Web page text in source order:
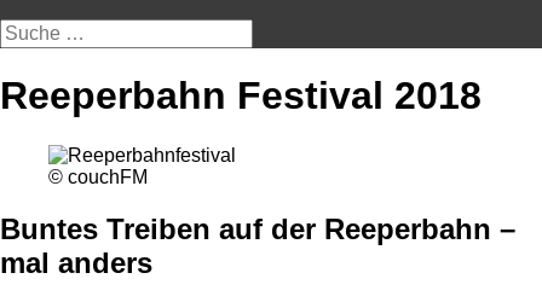
Suche
nach:
Reeperbahn Festival 2018
© couchFM
Buntes Treiben auf der Reeperbahn –
mal anders